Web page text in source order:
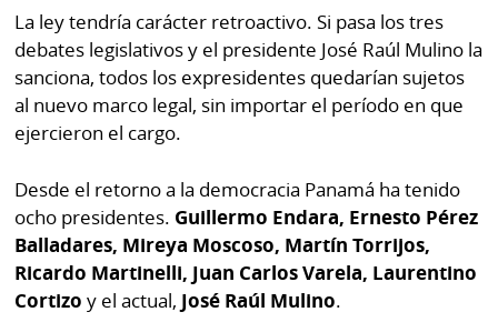
La ley tendría carácter retroactivo. Si pasa los tres
debates legislativos y el presidente José Raúl Mulino la
sanciona, todos los expresidentes quedarían sujetos
al nuevo marco legal, sin importar el período en que
ejercieron el cargo.
Desde el retorno a la democracia Panamá ha tenido
ocho presidentes. Guillermo Endara, Ernesto Pérez
Balladares, Mireya Moscoso, Martín Torrijos,
Ricardo Martinelli, Juan Carlos Varela, Laurentino
Cortizo y el actual, José Raúl Mulino.